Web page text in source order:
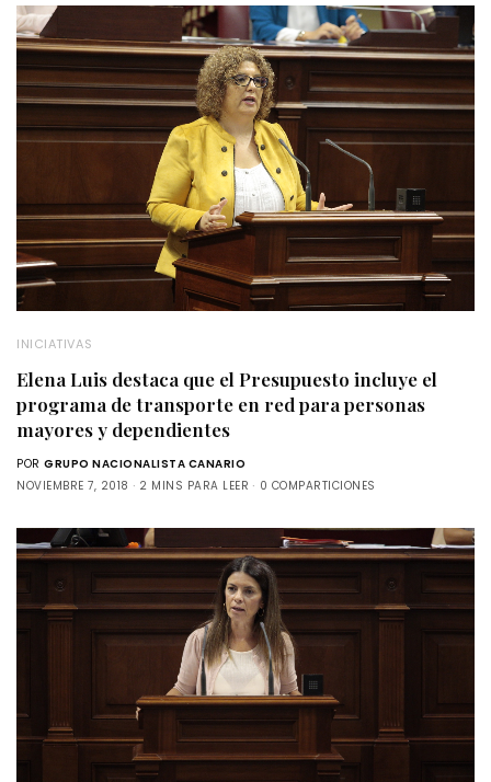
INICIATIVAS
Elena Luis destaca que el Presupuesto incluye el
programa de transporte en red para personas
mayores y dependientes
POR GRUPO NACIONALISTA CANARIO
NOVIEMBRE 7, 2018
2 MINS PARA LEER 0 COMPARTICIONES